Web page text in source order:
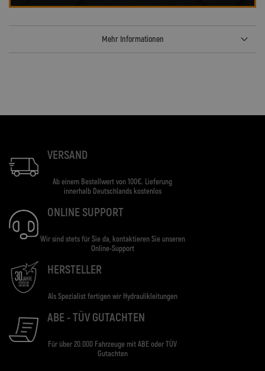
Mehr Informationen
VERSAND
Ab einem Bestellwert von 100€. Lieferung
innerhalb Deutschlands kostenlos
ONLINE SUPPORT
Wir sind stets für Sie da, kontaktieren Sie unseren
Online-Support
HERSTELLER
Als Spezialist fertigen wir Hydraulikleitungen
ABE - TÜV GUTACHTEN
Für über 20.000 Fahrzeuge mit ABE oder TÜV
Gutachten